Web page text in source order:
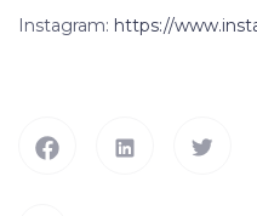
Instagram: https://